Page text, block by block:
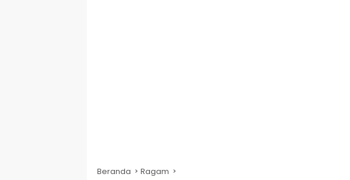
Beranda Ragam